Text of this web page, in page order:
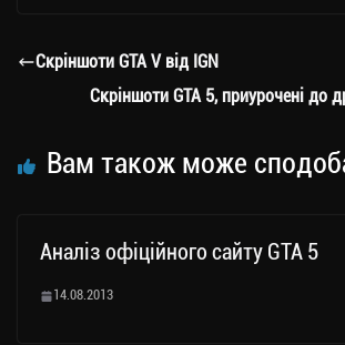
a
m
er ok Li
nk ти
Скріншоти GTA V від IGN
Скріншоти GTA 5, приурочені до
Вам також може
Аналіз офіційного сайту GTA 5
14.08.2013